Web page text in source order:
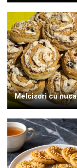
Melcisori cu nuca